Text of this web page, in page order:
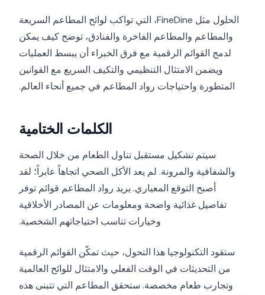
الحلول مثل FineDine، التي تواكب لوائح المطاعم السريعة
والمطاعم والمطاعم الفاخرة والفنادق، توضح كيف يمكن
لدمج القوائم الرقمية مع فرق الخبراء أن يبسط العمليات
ويضمن الامتثال التنظيمي والتكيف السريع مع القوانين
المتطورة واحتياجات رواد المطاعم في جميع أنحاء العالم.
الكلمات الختامية
سيتم تشكيل مستقبل تناول الطعام من خلال الصحة
والشفافية والمرونة. لم يعد الأكل الصحي اتجاهاً عابراً؛ لقد
أصبح التوقع المعياري. يريد رواد المطاعم قوائم توفر
تفاصيل غذائية واضحة ومعلومات عن المصادر الأخلاقية
وخيارات تناسب احتياجاتهم الشخصية.
ستقود التكنولوجيا هذا التحول، حيث تمكّن القوائم الرقمية
من التحديثات في الوقت الفعلي والامتثال للوائح العالمية
وتجارب طعام مخصصة. ستحقق المطاعم التي تتبنى هذه